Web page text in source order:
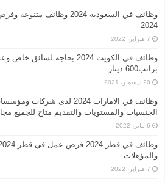
وظائف في السعودية 2024
2024
7 فبراير، 2022
وظائف في الكويت 2024 بحاجه
براتب600 دينار
20 ديسمبر، 2021
وظائف في الامارات 2024 لدى
الجنسيات والمستويات والتقديم متاح للجميع
6 يناير، 2022
والمؤهلات
7 فبراير، 2022